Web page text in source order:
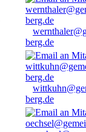
berg.de
berg.de